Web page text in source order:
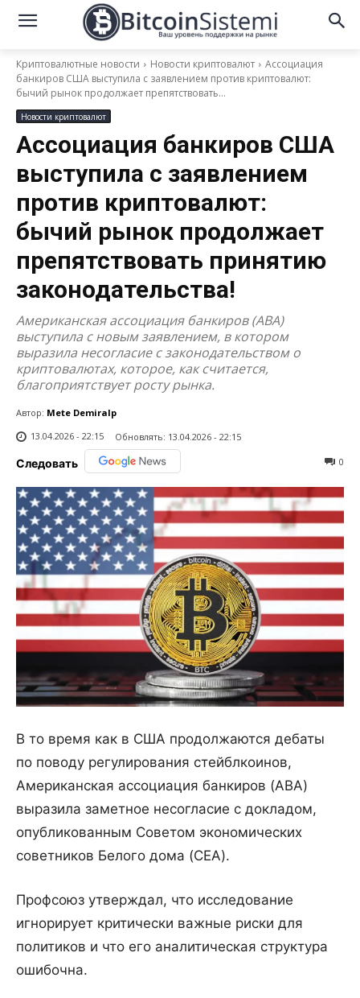
Криптовалютные новости Новости криптовалют
Ассоциация
банкиров США выступила с заявлением против криптовалют:
бычий рынок продолжает препятствовать...
Новости криптовалют
Ассоциация банкиров США
выступила с заявлением
против криптовалют:
бычий рынок продолжает
препятствовать принятию
законодательства!
Американская ассоциация банкиров (ABA)
выступила с новым заявлением, в котором
выразила несогласие с законодательством о
криптовалютах, которое, как считается,
благоприятствует росту рынка.
Автор: Mete Demiralp
13.04.2026 - 22:15
Обновлять: 13.04.2026 - 22:15
Следовать 0
В то время как в США продолжаются дебаты
по поводу регулирования стейблкоинов,
Американская ассоциация банкиров (ABA)
выразила заметное несогласие с докладом,
опубликованным Советом экономических
советников Белого дома (CEA).
Профсоюз утверждал, что исследование
игнорирует критически важные риски для
политиков и что его аналитическая структура
ошибочна.